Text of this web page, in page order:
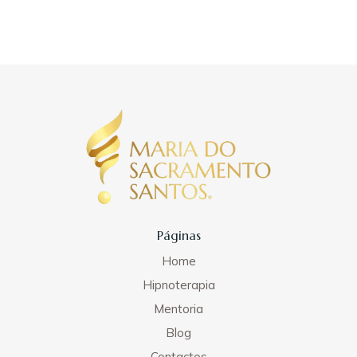
Páginas
Home
Hipnoterapia
Mentoria
Blog